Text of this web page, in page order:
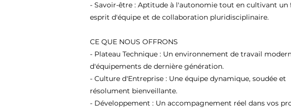
- Savoir-être : Aptitude à l'autonomie tout en cultivant un
esprit d'équipe et de collaboration pluridisciplinaire.
CE QUE NOUS OFFRONS
- Plateau Technique : Un environnement de travail
d'équipements de dernière génération.
- Culture d'Entreprise : Une équipe dynamique, soudée et
résolument bienveillante.
- Développement : Un accompagnement réel dans vos